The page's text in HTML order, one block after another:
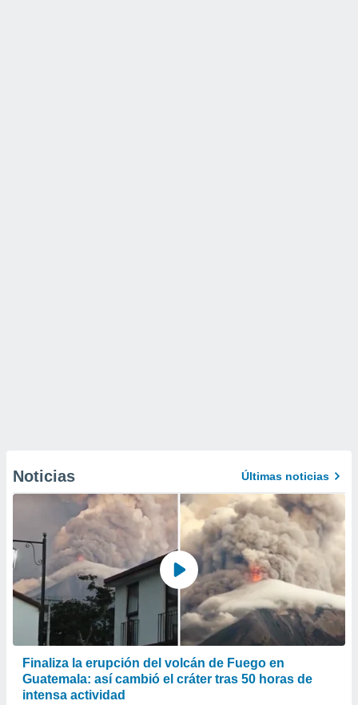
Noticias Últimas noticias
Finaliza la erupción del volcán de Fuego en
Guatemala: así cambió el cráter tras 50 horas de
intensa actividad